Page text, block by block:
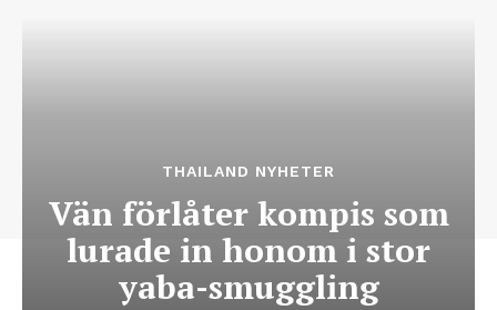
THAILAND NYHETER
Vän förlåter kompis som
lurade in honom i stor
yaba-smuggling